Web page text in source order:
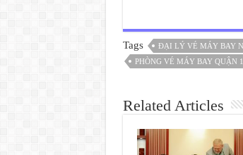
Tags ĐẠI LÝ VÉ MÁY BAY
PHÒNG VÉ MÁY BAY QUẬN 1
Related Articles